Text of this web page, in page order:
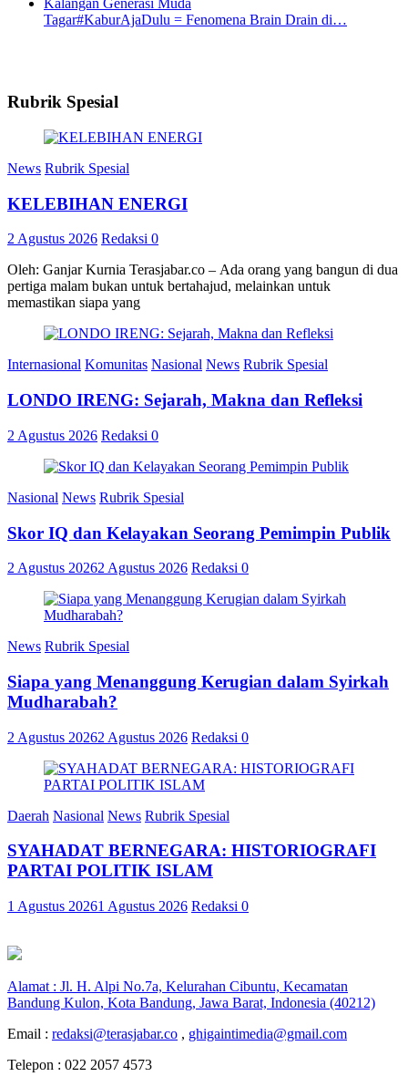
Tagar#KaburAjaDulu = Fenomena Brain Drain di…
Rubrik Spesial
News Rubrik Spesial
KELEBIHAN ENERGI
2 Agustus 2026 Redaksi 0
Oleh: Ganjar Kurnia Terasjabar.co – Ada orang yang bangun di dua
pertiga malam bukan untuk bertahajud, melainkan untuk
memastikan siapa yang
Internasional Komunitas Nasional News Rubrik Spesial
LONDO IRENG: Sejarah, Makna dan Refleksi
2 Agustus 2026 Redaksi 0
Nasional News Rubrik Spesial
Skor IQ dan Kelayakan Seorang Pemimpin Publik
2 Agustus 20262 Agustus 2026 Redaksi 0
News Rubrik Spesial
Siapa yang Menanggung Kerugian dalam Syirkah
Mudharabah?
2 Agustus 20262 Agustus 2026 Redaksi 0
Daerah Nasional News Rubrik Spesial
SYAHADAT BERNEGARA: HISTORIOGRAFI
PARTAI POLITIK ISLAM
1 Agustus 20261 Agustus 2026 Redaksi 0
Alamat : Jl. H. Alpi No.7a, Kelurahan Cibuntu, Kecamatan
Bandung Kulon, Kota Bandung, Jawa Barat, Indonesia (40212)
Email : redaksi@terasjabar.co , ghigaintimedia@gmail.com
Telepon : 022 2057 4573